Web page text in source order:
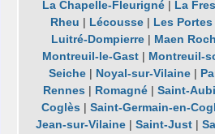
La Chapelle-Fleurigné | La
Rheu | Lécousse| Les
Luitré-Dompierre | Maen Roch
Montreuil-le-Gast | Montreuil-
Seiche | Noyal-sur-Vilaine |
Rennes | Romagné| Saint-
Coglès |Saint-Germain-en-
Jean-sur-Vilaine| Saint-Just|